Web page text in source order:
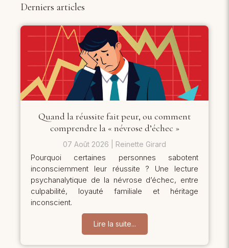
Derniers articles
Quand la réussite fait peur, ou comment
comprendre la « névrose d’échec »
07 Août 2026 Reinette Girard
Pourquoi certaines personnes sabotent
inconsciemment leur réussite ? Une lecture
psychanalytique de la névrose d’échec, entre
culpabilité, loyauté familiale et héritage
inconscient.
Lire la suite...